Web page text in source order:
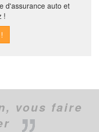
d'assurance auto et
!
vous faire